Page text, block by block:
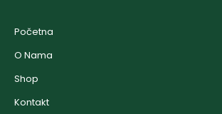
Početna
O Nama
Shop
Kontakt